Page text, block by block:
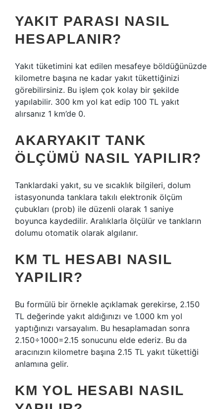
YAKIT PARASI NASIL
HESAPLANIR?
Yakıt tüketimini kat edilen mesafeye böldüğünüzde
kilometre başına ne kadar yakıt tükettiğinizi
görebilirsiniz. Bu işlem çok kolay bir şekilde
yapılabilir. 300 km yol kat edip 100 TL yakıt
alırsanız 1 km’de 0.
AKARYAKIT TANK
ÖLÇÜMÜ NASIL YAPILIR?
Tanklardaki yakıt, su ve sıcaklık bilgileri, dolum
istasyonunda tanklara takılı elektronik ölçüm
çubukları (prob) ile düzenli olarak 1 saniye
boyunca kaydedilir. Aralıklarla ölçülür ve tankların
dolumu otomatik olarak algılanır.
KM TL HESABI NASIL
YAPILIR?
Bu formülü bir örnekle açıklamak gerekirse, 2.150
TL değerinde yakıt aldığınızı ve 1.000 km yol
yaptığınızı varsayalım. Bu hesaplamadan sonra
2.150÷1000=2.15 sonucunu elde ederiz. Bu da
aracınızın kilometre başına 2.15 TL yakıt tükettiği
anlamına gelir.
KM YOL HESABI NASIL